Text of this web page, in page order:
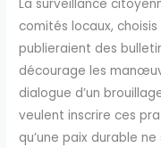
La surveillance
comités locaux,
publieraient des
décourage les
dialogue d’un
veulent inscrire ces
qu’une paix durable